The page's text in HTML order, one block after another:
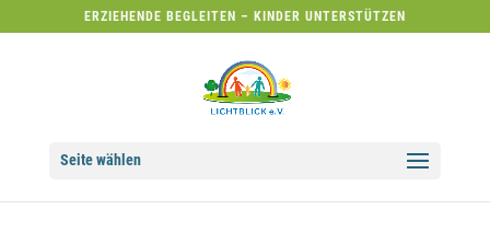
ERZIEHENDE BEGLEITEN – KINDER UNTERSTÜTZEN
Seite wählen